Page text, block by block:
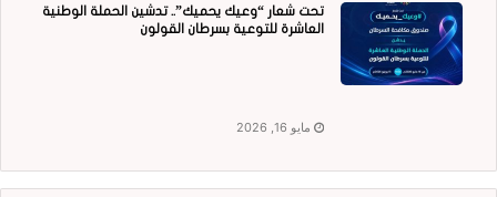
تحت شعار “وعيك يحميك”.. تدشين الحملة الوطنية
العاشرة للتوعية بسرطان القولون
مايو 16, 2026